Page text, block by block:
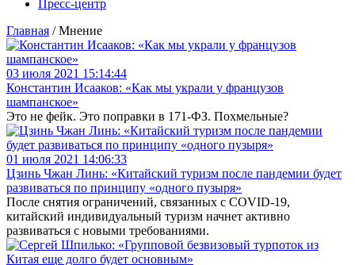
Пресс-центр
Главная /Мнение
03 июля 2021 15:14:44
Константин Исааков: «Как мы украли у французов
шампанское»
Это не фейк. Это поправки в 171-ФЗ. Похмельные?
01 июля 2021 14:06:33
Цзинь Чжан Линь: «Китайский туризм после пандемии будет
развиваться по принципу «одного пузыря»
После снятия ограничений, связанных с COVID-19,
китайский индивидуальный туризм начнет активно
развиваться с новыми требованиями.